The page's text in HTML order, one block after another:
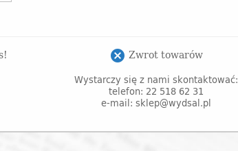
cancel Zwrot towarów
Wystarczy się z nami skontaktować:
telefon: 22 518 62 31
e-mail: sklep@wydsal.pl